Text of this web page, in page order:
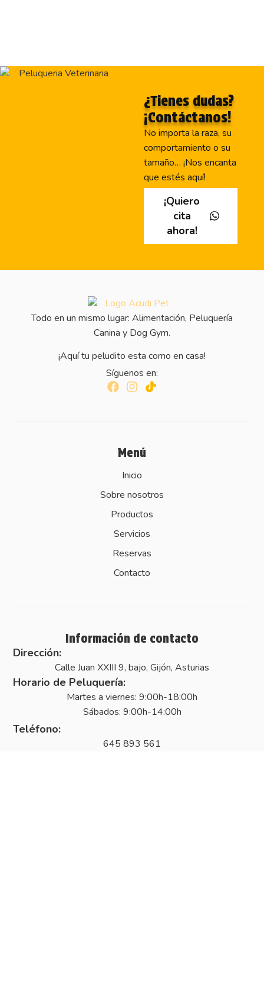
¿Tienes dudas?
¡Contáctanos!
No importa la raza, su
comportamiento o su
tamaño… ¡Nos encanta
que estés aquí!
¡Quiero
cita
ahora!
Todo en un mismo lugar: Alimentación, Peluquería
Canina y Dog Gym.
¡Aquí tu peludito esta como en casa!
Síguenos en:
Menú
Inicio
Sobre nosotros
Productos
Servicios
Reservas
Contacto
Información de contacto
Dirección:
Calle Juan XXIII 9, bajo, Gijón, Asturias
Horario de Peluquería:
Martes a viernes: 9:00h-18:00h
Sábados: 9:00h-14:00h
Teléfono:
645 893 561